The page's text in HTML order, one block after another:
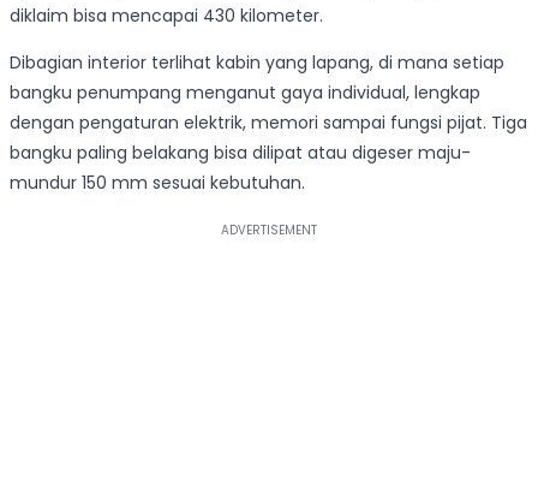
diklaim bisa mencapai 430 kilometer.
Dibagian interior terlihat kabin yang lapang, di mana setiap
bangku penumpang menganut gaya individual, lengkap
dengan pengaturan elektrik, memori sampai fungsi pijat. Tiga
bangku paling belakang bisa dilipat atau digeser maju-
mundur 150 mm sesuai kebutuhan.